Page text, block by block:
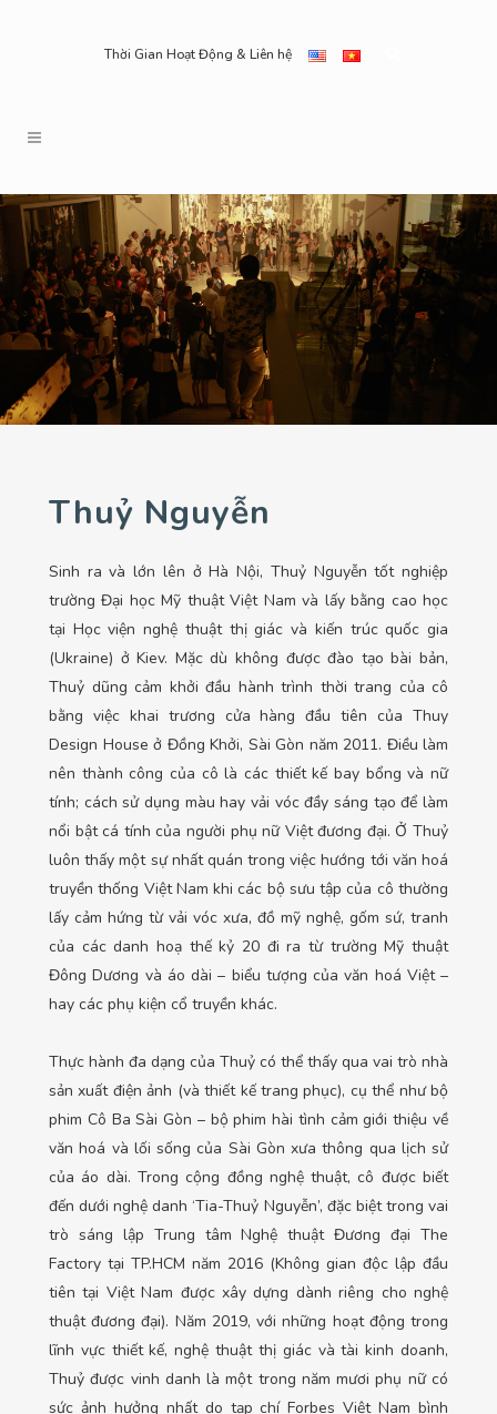
Thời Gian Hoạt Động & Liên hệ
Thuỷ Nguyễn
Sinh ra và lớn lên ở Hà Nội, Thuỷ Nguyễn tốt nghiệp
trường Đại học Mỹ thuật Việt Nam và lấy bằng cao học
tại Học viện nghệ thuật thị giác và kiến trúc quốc gia
(Ukraine) ở Kiev. Mặc dù không được đào tạo bài bản,
Thuỷ dũng cảm khởi đầu hành trình thời trang của cô
bằng việc khai trương cửa hàng đầu tiên của Thuy
Design House ở Đồng Khởi, Sài Gòn năm 2011. Điều làm
nên thành công của cô là các thiết kế bay bổng và nữ
tính; cách sử dụng màu hay vải vóc đầy sáng tạo để làm
nổi bật cá tính của người phụ nữ Việt đương đại. Ở Thuỷ
luôn thấy một sự nhất quán trong việc hướng tới văn hoá
truyền thống Việt Nam khi các bộ sưu tập của cô thường
lấy cảm hứng từ vải vóc xưa, đồ mỹ nghệ, gốm sứ, tranh
của các danh hoạ thế kỷ 20 đi ra từ trường Mỹ thuật
Đông Dương và áo dài – biểu tượng của văn hoá Việt –
hay các phụ kiện cổ truyền khác.
Thực hành đa dạng của Thuỷ có thể thấy qua vai trò nhà
sản xuất điện ảnh (và thiết kế trang phục), cụ thể như bộ
phim Cô Ba Sài Gòn – bộ phim hài tình cảm giới thiệu về
văn hoá và lối sống của Sài Gòn xưa thông qua lịch sử
của áo dài. Trong cộng đồng nghệ thuật, cô được biết
đến dưới nghệ danh ‘Tia-Thuỷ Nguyễn’, đặc biệt trong vai
trò sáng lập Trung tâm Nghệ thuật Đương đại The
Factory tại TP.HCM năm 2016 (Không gian độc lập đầu
tiên tại Việt Nam được xây dựng dành riêng cho nghệ
thuật đương đại). Năm 2019, với những hoạt động trong
lĩnh vực thiết kế, nghệ thuật thị giác và tài kinh doanh,
Thuỷ được vinh danh là một trong năm mươi phụ nữ có
sức ảnh hưởng nhất do tạp chí Forbes Việt Nam bình